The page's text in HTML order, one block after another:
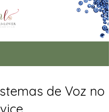
de Voz no